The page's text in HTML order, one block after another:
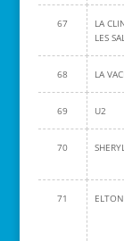
67
LA
LES
68 LA
69 U2
70
71